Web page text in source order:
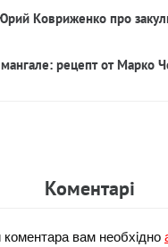
Ковриженко про
рецепт от Марко
Коментарi
вам необхiдно